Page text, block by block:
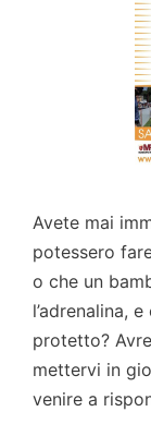
Avete mai
potessero
o che un
l’adrenalina,
protetto?
mettervi in
venire a